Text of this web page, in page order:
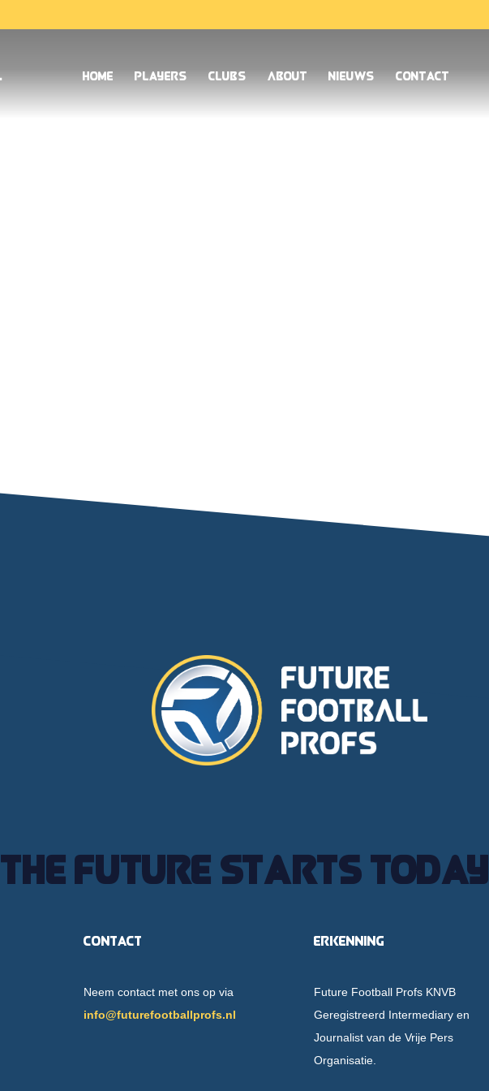
Home Players Clubs About Nieuws Contact
The future starts today
Contact
Neem contact met ons op via
info@futurefootballprofs.nl
Erkenning
Future Football Profs KNVB
Geregistreerd Intermediary en
Journalist van de Vrije Pers
Organisatie.